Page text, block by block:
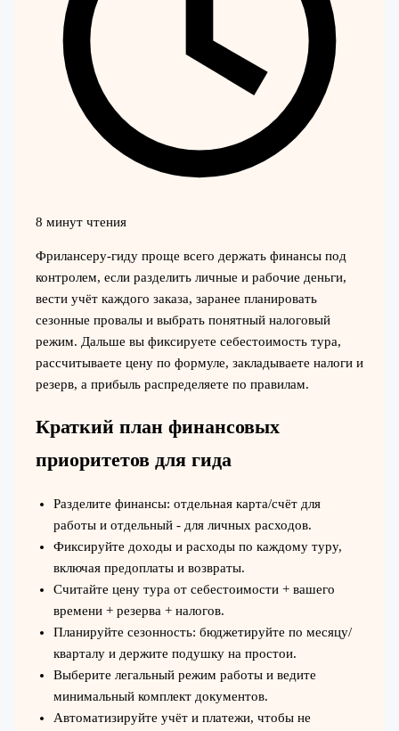
8 минут чтения
Фрилансеру-гиду проще всего держать финансы под
контролем, если разделить личные и рабочие деньги,
вести учёт каждого заказа, заранее планировать
сезонные провалы и выбрать понятный налоговый
режим. Дальше вы фиксируете себестоимость тура,
рассчитываете цену по формуле, закладываете налоги и
резерв, а прибыль распределяете по правилам.
Краткий план финансовых
приоритетов для гида
Разделите финансы: отдельная карта/счёт для
работы и отдельный - для личных расходов.
Фиксируйте доходы и расходы по каждому туру,
включая предоплаты и возвраты.
Считайте цену тура от себестоимости + вашего
времени + резерва + налогов.
Планируйте сезонность: бюджетируйте по месяцу/
кварталу и держите подушку на простои.
Выберите легальный режим работы и ведите
минимальный комплект документов.
Автоматизируйте учёт и платежи, чтобы не